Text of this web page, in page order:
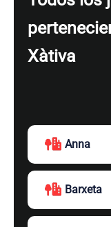
Xàtiva
Anna
Barxeta